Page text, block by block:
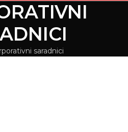
saradnici